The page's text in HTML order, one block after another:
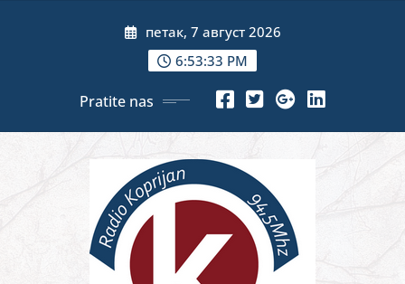
петак, 7 август 2026
6:53:34 PM
Pratite nas